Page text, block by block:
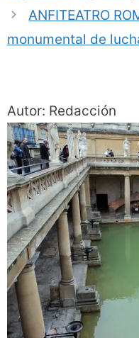
ANFITEATRO
monumental de
Autor: Redacción